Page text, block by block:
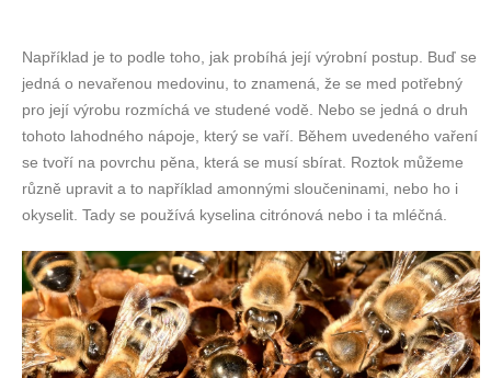
Například je to podle toho, jak probíhá její výrobní postup. Buď se
jedná o nevařenou medovinu, to znamená, že se med potřebný
pro její výrobu rozmíchá ve studené vodě. Nebo se jedná o druh
tohoto lahodného nápoje, který se vaří. Během uvedeného vaření
se tvoří na povrchu pěna, která se musí sbírat. Roztok můžeme
různě upravit a to například amonnými sloučeninami, nebo ho i
okyselit. Tady se používá kyselina citrónová nebo i ta mléčná.